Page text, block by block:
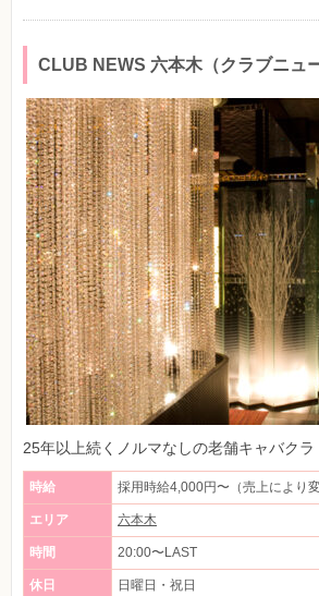
CLUB NEWS 六本木（クラブニュ
25年以上続くノルマなしの老舗キャバクラ
時給 採用時給4,000円〜（売上により変
エリア 六本木
時間 20:00〜LAST
休日 日曜日・祝日